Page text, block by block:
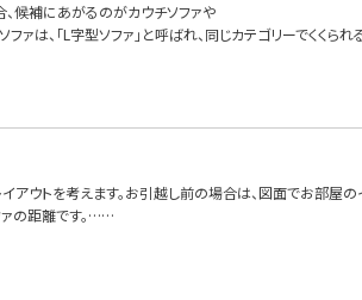
候補にあがるのがカウチソファや
ァは、「L字型ソファ」と呼ばれ、同じカテゴリーでくくら
アウトを考えます。お引越し前の場合は、図面でお部屋
ァの距離です。……